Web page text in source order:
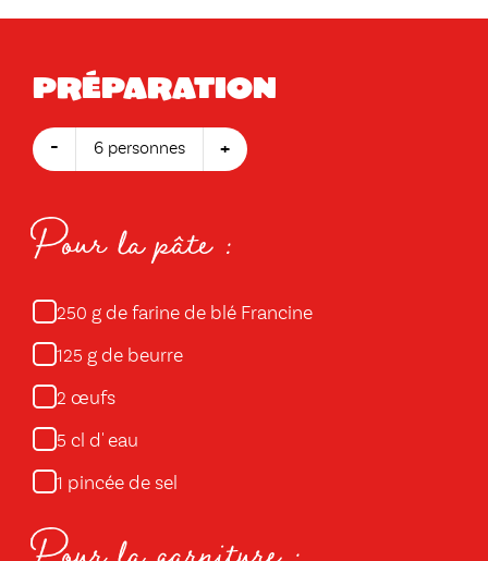
Préparation
- 6 personnes +
Pour la pâte :
250 g de farine de blé Francine
125 g de beurre
2 œufs
5 cl d' eau
1 pincée de sel